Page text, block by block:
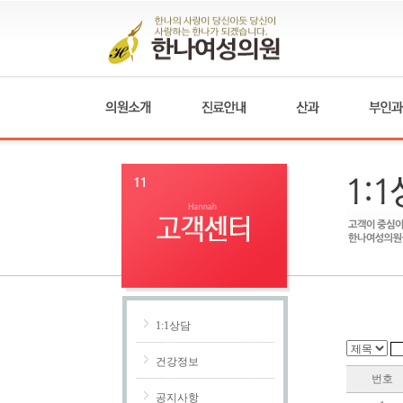
1:1상담
건강정보
공지사항
번호